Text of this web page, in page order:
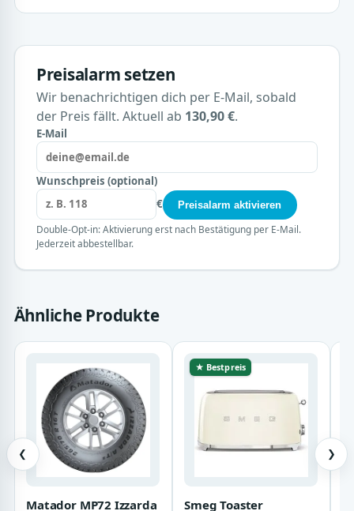
Preisalarm setzen
Wir benachrichtigen dich per E-Mail, sobald
der Preis fällt. Aktuell ab 130,90 €.
E-Mail
Wunschpreis (optional)
€
Preisalarm aktivieren
Double-Opt-in: Aktivierung erst nach Bestätigung per E-Mail.
Jederzeit abbestellbar.
Ähnliche Produkte
❮
Matador MP72 Izzarda
★ Bestpreis
Smeg Toaster
❯